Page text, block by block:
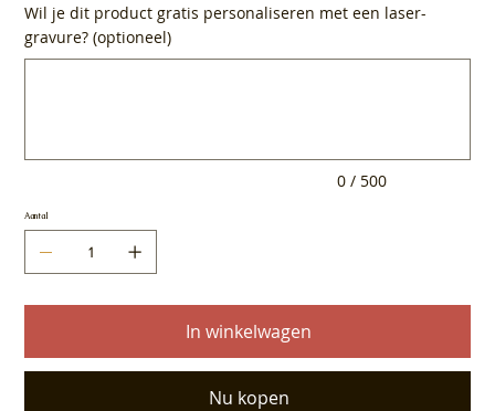
Wil je dit product gratis personaliseren met een laser-
gravure? (optioneel)
0 / 500
Aantal
In winkelwagen
Nu kopen